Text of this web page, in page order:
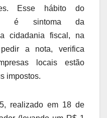
Esse hábito do
é sintoma da
cidadania fiscal, na
a nota, verifica
locais estão
impostos.
realizado em 18 de